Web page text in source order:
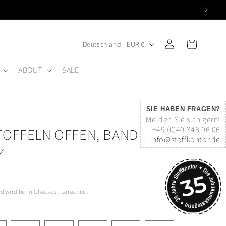
ABOUT SALE
N
E
N
Deutschland | EUR € EinloggenWarenkorb
SIE HABEN FRAGEN?
Melden Sie sich gern!
+49 (0)40 348 06 06
info@stoffkontor.de
OFFEN, BAND
wird beim Checkout berechnet